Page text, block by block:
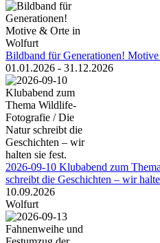
Bildband für Generationen!
01.01.2026 - 31.12.2026
2026-09-10 Klubabend zum
schreibt die Geschichten – wir
10.09.2026
Wolfurt